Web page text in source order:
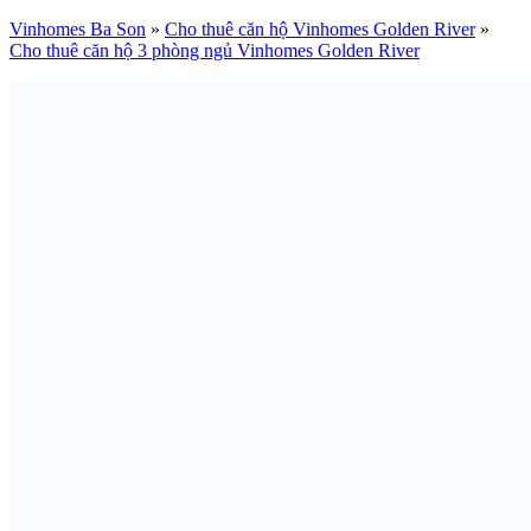
Vinhomes Ba Son » Cho thuê căn hộ Vinhomes Golden River»
Cho thuê căn hộ 3 phòng ngủ Vinhomes Golden River